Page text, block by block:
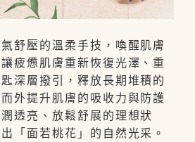
舒壓的溫柔手技，喚醒肌膚
疲憊肌膚重新恢復光澤、重
深層撥引，釋放長期堆積的
外提升肌膚的吸收力與防護
透亮、放鬆舒展的理想狀
「面若桃花」的自然光采。